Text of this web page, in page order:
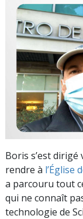
Boris s’est
rendre à l’Église
a parcouru tout
qui ne connaît
technologie de